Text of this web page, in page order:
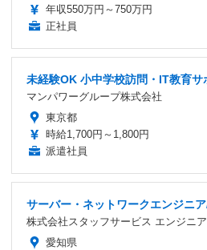
年収550万円～750万円
正社員
未経験OK 小中学校訪問・IT教育サ
マンパワーグループ株式会社
東京都
時給1,700円～1,800円
派遣社員
サーバー・ネットワークエンジニ
株式会社スタッフサービス エンジニ
愛知県